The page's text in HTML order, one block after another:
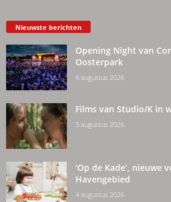
Nieuwste berichten
Opening Night van
Oosterpark
6 augustus 2026
Films van Studio/K in
5 augustus 2026
‘Op de Kade’,
Havengebied
4 augustus 2026